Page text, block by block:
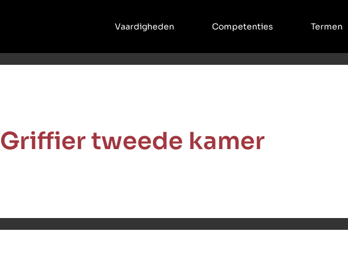
Vaardigheden Competenties Termen
Griffier tweede kamer